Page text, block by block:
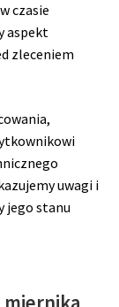
czasie
aspekt
zleceniem
uwagi i
jego stanu